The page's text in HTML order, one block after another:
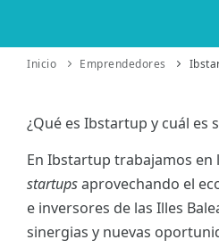
Inicio Emprendedores
¿Qué es Ibstartup y cuál es
En Ibstartup trabajamos en
startupsaprovechando el
e inversores de las Illes
sinergias y nuevas